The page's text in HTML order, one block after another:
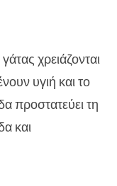
χρειάζονται
υγιή και το
προστατεύει τη
και